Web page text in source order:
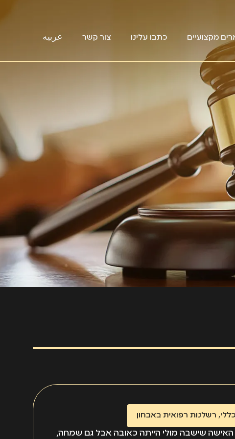
מקצועיים כתבו עלינו צור קשר عربيه
כללי, רשלנות רפואית באבחון
שישבה מולי הייתה כאובה אבל גם שמחה,